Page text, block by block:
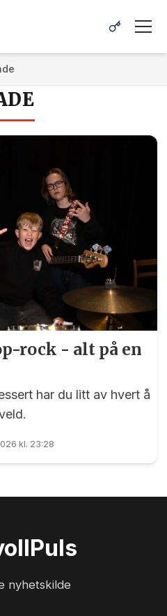
rock - alt på en
har du litt av hvert å
kl. 23:28
Puls
nyhetskilde